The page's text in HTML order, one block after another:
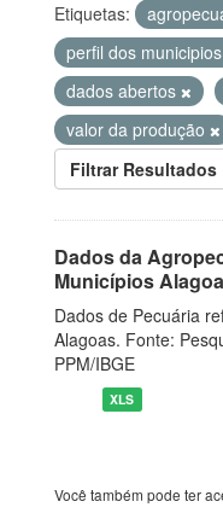
Etiquetas:
perfil dos
dados abertos
valor da produção
Filtrar Resultados
Dados da
Municípios
Dados de Pecuária
Alagoas. Fonte:
PPM/IBGE
XLS
Você também pode ter